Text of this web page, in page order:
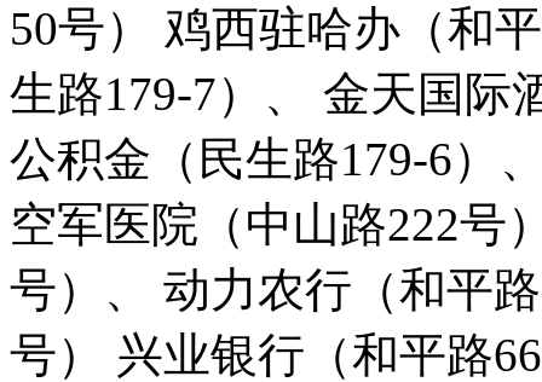
50号） 鸡西驻哈办（和
生路179-7）、 金天国际
公积金（民生路179-6）
空军医院（中山路222号
号）、 动力农行（和平
号） 兴业银行（和平路